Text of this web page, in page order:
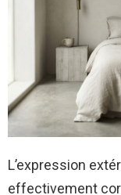
L’expression
effectivement